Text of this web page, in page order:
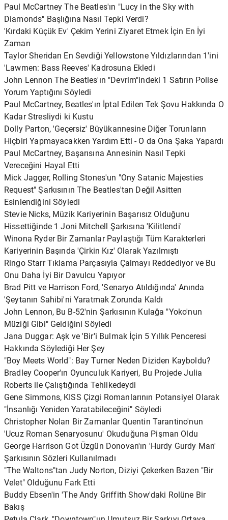
Paul McCartney The Beatles'ın "Lucy in the Sky with
Diamonds" Başlığına Nasıl Tepki Verdi?
'Kırdaki Küçük Ev' Çekim Yerini Ziyaret Etmek İçin En İyi
Zaman
Taylor Sheridan En Sevdiği Yellowstone Yıldızlarından 1'ini
'Lawmen: Bass Reeves' Kadrosuna Ekledi
John Lennon The Beatles'ın "Devrim"indeki 1 Satırın Polise
Yorum Yaptığını Söyledi
Paul McCartney, Beatles'ın İptal Edilen Tek Şovu Hakkında O
Kadar Stresliydi ki Kustu
Dolly Parton, 'Geçersiz' Büyükannesine Diğer Torunların
Hiçbiri Yapmayacakken Yardım Etti - O da Ona Şaka Yapardı
Paul McCartney, Başarısına Annesinin Nasıl Tepki
Vereceğini Hayal Etti
Mick Jagger, Rolling Stones'un "Ony Satanic Majesties
Request" Şarkısının The Beatles'tan Değil Asitten
Esinlendiğini Söyledi
Stevie Nicks, Müzik Kariyerinin Başarısız Olduğunu
Hissettiğinde 1 Joni Mitchell Şarkısına 'Kilitlendi'
Winona Ryder Bir Zamanlar Paylaştığı Tüm Karakterleri
Kariyerinin Başında 'Çirkin Kız' Olarak Yazılmıştı
Ringo Starr Tıklama Parçasıyla Çalmayı Reddediyor ve Bu
Onu Daha İyi Bir Davulcu Yapıyor
Brad Pitt ve Harrison Ford, 'Senaryo Atıldığında' Anında
'Şeytanın Sahibi'ni Yaratmak Zorunda Kaldı
John Lennon, Bu B-52'nin Şarkısının Kulağa "Yoko'nun
Müziği Gibi" Geldiğini Söyledi
Jana Duggar: Aşk ve 'Bir'i Bulmak İçin 5 Yıllık Penceresi
Hakkında Söylediği Her Şey
"Boy Meets World": Bay Turner Neden Diziden Kayboldu?
Bradley Cooper'ın Oyunculuk Kariyeri, Bu Projede Julia
Roberts ile Çalıştığında Tehlikedeydi
Gene Simmons, KISS Çizgi Romanlarının Potansiyel Olarak
"İnsanlığı Yeniden Yaratabileceğini" Söyledi
Christopher Nolan Bir Zamanlar Quentin Tarantino'nun
'Ucuz Roman Senaryosunu' Okuduğuna Pişman Oldu
George Harrison Got Üzgün ​​Donovan'ın 'Hurdy Gurdy Man'
Şarkısının Sözleri Kullanılmadı
"The Waltons"tan Judy Norton, Diziyi Çekerken Bazen "Bir
Velet" Olduğunu Fark Etti
Buddy Ebsen'in 'The Andy Griffith Show'daki Rolüne Bir
Bakış